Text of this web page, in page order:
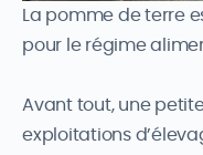
La pomme de terre
pour le régime
Avant tout, une
exploitations